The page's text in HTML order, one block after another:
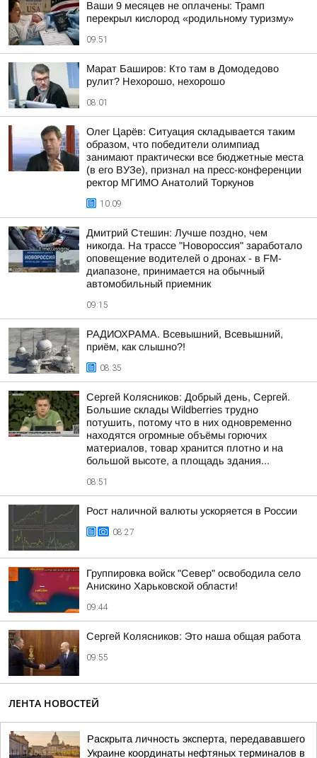
Ваши 9 месяцев не оплачены: Трамп
перекрыл кислород «родильному туризму»
09:51
Марат Баширов: Кто там в Домодедово
рулит? Нехорошо, нехорошо
08:01
Олег Царёв: Ситуация складывается таким
образом, что победители олимпиад
занимают практически все бюджетные места
(в его ВУЗе), признал на пресс-конференции
ректор МГИМО Анатолий Торкунов
10:09
Дмитрий Стешин: Лучше поздно, чем
никогда. На трассе "Новороссия" заработало
оповещение водителей о дронах - в FM-
диапазоне, принимается на обычный
автомобильный приемник
09:15
РАДИОХРАМА. Всевышний, Всевышний,
приём, как слышно?!
08:35
Сергей Колясников: Добрый день, Сергей.
Большие склады Wildberries трудно
потушить, потому что в них одновременно
находятся огромные объёмы горючих
материалов, товар хранится плотно и на
большой высоте, а площадь здания...
08:51
Рост наличной валюты ускоряется в России
08:27
Группировка войск "Север" освободила село
Анискино Харьковской области!
09:44
Сергей Колясников: Это наша общая работа
09:55
ЛЕНТА НОВОСТЕЙ
Раскрыта личность эксперта, передававшего
Украине координаты нефтяных терминалов в